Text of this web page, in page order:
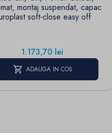
montaj suspendat, capac
soft-close easy off
Pret
1.173,70 lei
ADAUGA IN COS